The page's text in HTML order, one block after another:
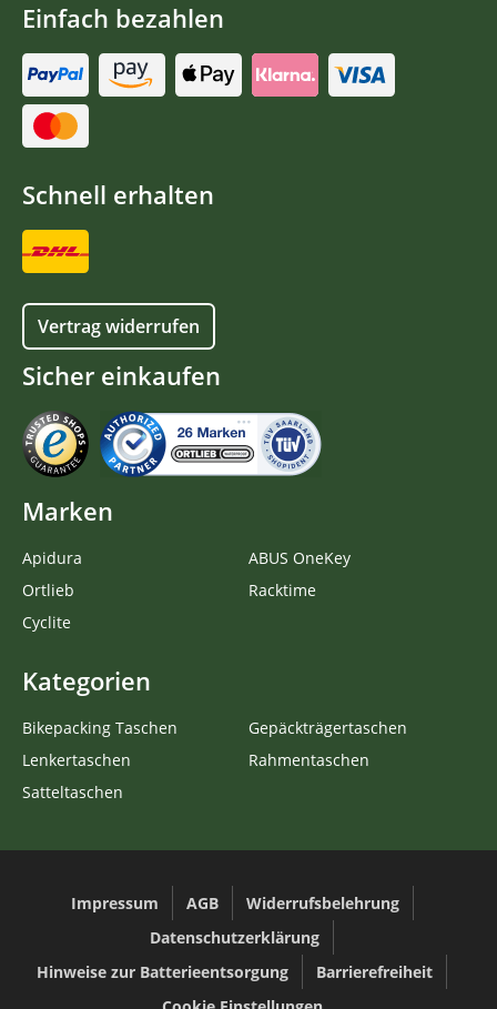
Einfach bezahlen
Schnell erhalten
Vertrag widerrufen
Sicher einkaufen
Marken
Apidura
Ortlieb
Cyclite
ABUS OneKey
Racktime
Kategorien
Bikepacking Taschen
Lenkertaschen
Satteltaschen
Gepäckträgertaschen
Rahmentaschen
Impressum AGB
Widerrufsbelehrung
Datenschutzerklärung
Hinweise zur Batterieentsorgung
Barrierefreiheit